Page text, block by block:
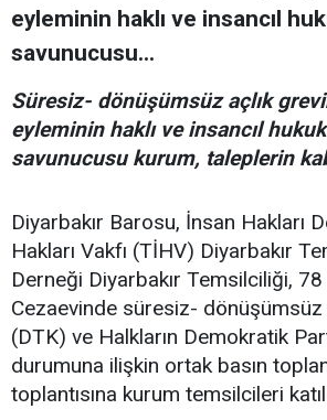
eyleminin haklı ve insancıl
savunucusu...
Süresiz- dönüşümsüz açlık
eyleminin haklı ve insancıl
savunucusu kurum, taleplerin
Diyarbakır Barosu, İnsan Hakları
Hakları Vakfı (TİHV) Diyarbakır
Derneği Diyarbakır Temsilciliği,
Cezaevinde süresiz-
(DTK) ve Halkların Demokratik
durumuna ilişkin ortak basın
toplantısına kurum temsilcileri